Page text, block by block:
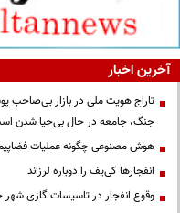
آخرین اخبار
تاراج هویت ملی در بازار بی‌صاحب
جنگ، جامعه در حال بی‌حیا شدن
هوش مصنوعی چگونه عملیات
انفجارها کی‌یف را دوباره لرزاند
وقوع انفجار در تاسیسات گازی شهر